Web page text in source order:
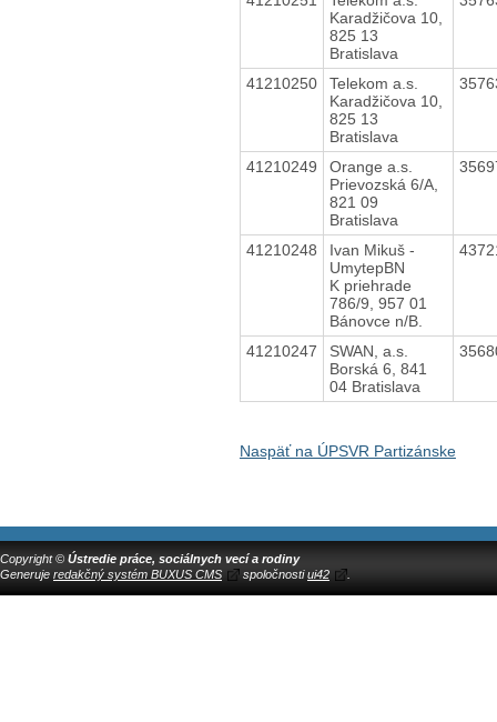
Karadžičova 10,
825 13
Bratislava
41210250
Telekom a.s.
Karadžičova 10,
825 13
Bratislava
41210249
Orange a.s.
Prievozská 6/A,
821 09
Bratislava
41210248
Ivan Mikuš -
UmytepBN
K priehrade
786/9, 957 01
Bánovce n/B.
41210247
SWAN, a.s.
Borská 6, 841
04 Bratislava
Naspäť na ÚPSVR Partizánske
Copyright © Ústredie práce, sociálnych vecí a rodiny
Generuje redakčný systém BUXUS CMS spoločnostiui42